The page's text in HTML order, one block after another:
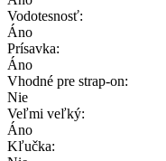
Vodotesnosť:
Áno
Prísavka:
Áno
Vhodné pre strap-on:
Nie
Veľmi veľký:
Áno
Kľučka: